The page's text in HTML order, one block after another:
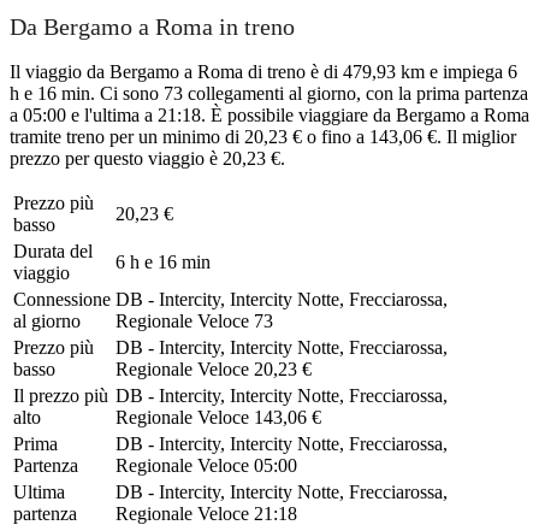
Da Bergamo a Roma in treno
Il viaggio da Bergamo a Roma di treno è di 479,93 km e impiega 6
h e 16 min. Ci sono 73 collegamenti al giorno, con la prima partenza
a 05:00 e l'ultima a 21:18. È possibile viaggiare da Bergamo a Roma
tramite treno per un minimo di 20,23 € o fino a 143,06 €. Il miglior
prezzo per questo viaggio è 20,23 €.
Prezzo più
basso
20,23 €
Durata del
viaggio
6 h e 16 min
Connessione
al giorno
DB - Intercity, Intercity Notte, Frecciarossa,
Regionale Veloce 73
Prezzo più
basso
DB - Intercity, Intercity Notte, Frecciarossa,
Regionale Veloce 20,23 €
Il prezzo più
alto
DB - Intercity, Intercity Notte, Frecciarossa,
Regionale Veloce 143,06 €
Prima
Partenza
DB - Intercity, Intercity Notte, Frecciarossa,
Regionale Veloce 05:00
Ultima
partenza
DB - Intercity, Intercity Notte, Frecciarossa,
Regionale Veloce 21:18